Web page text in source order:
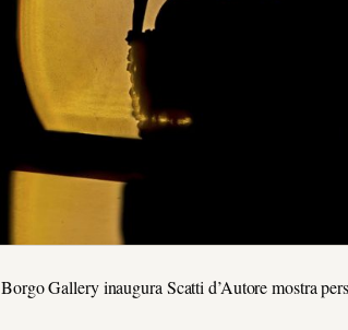
Gallery inaugura Scatti d’Autore mostra